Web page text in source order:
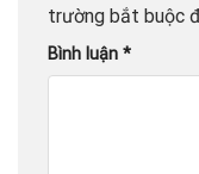
trường bắt buộc
Bình luận *